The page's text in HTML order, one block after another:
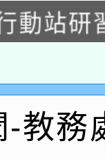
(無人
動站研
度閱讀
研習
智慧
名單
-教務